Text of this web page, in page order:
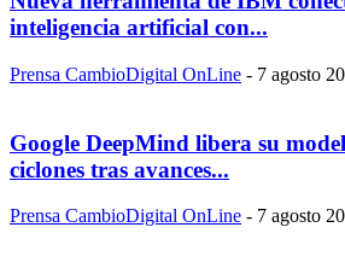
inteligencia artificial con...
Prensa CambioDigital OnLine - 7 agosto
Google DeepMind libera su
ciclones tras avances...
Prensa CambioDigital OnLine - 7 agosto